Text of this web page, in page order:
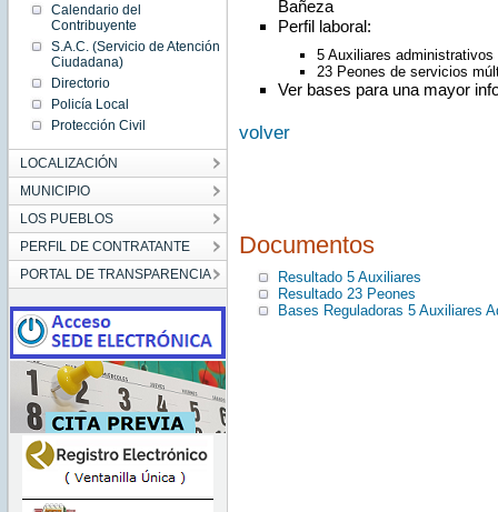
Calendario del
Contribuyente
S.A.C. (Servicio de Atención
Ciudadana)
Directorio
Policía Local
Protección Civil
LOCALIZACIÓN
MUNICIPIO
LOS PUEBLOS
PERFIL DE CONTRATANTE
PORTAL DE TRANSPARENCIA
Bañeza
Perfil laboral:
5 Auxiliares administrativos
23 Peones de servicios
Ver bases para una mayor
volver
Documentos
Resultado 5 Auxiliares
Resultado 23 Peones
Bases Reguladoras 5 Auxiliares